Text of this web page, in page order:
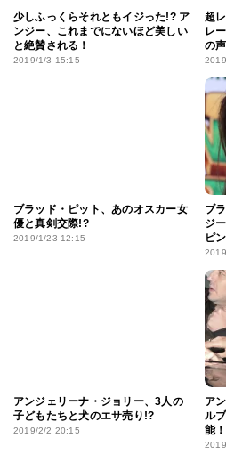
少しふっくらそれともイジった!? ア
ンジー、これまでにないほど美しい
と絶賛される！
2019/1/3 15:15
超
レ
の声
ブラッド・ピット、あのオスカー女
優と真剣交際!?
2019/1/23 12:15
ブ
ジ
ピ
アンジェリーナ・ジョリー、3人の
子どもたちと犬のエサ売り!?
2019/2/2 20:15
ア
ル
能！